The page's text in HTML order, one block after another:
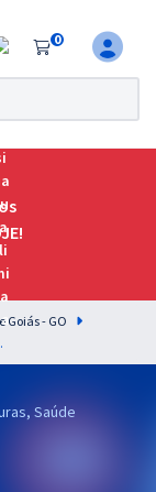
0
Goiás - GO
- Português
Saúde